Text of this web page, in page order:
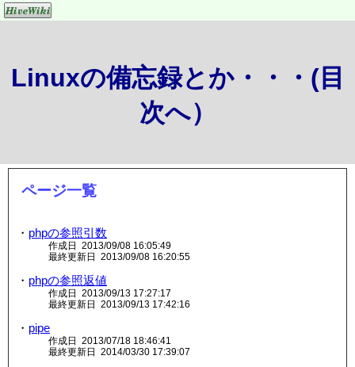
Linuxの備忘録とか・・・(目
次へ）
ページ一覧
・ phpの参照引数
作成日 2013/09/08 16:05:49
最終更新日 2013/09/08 16:20:55
・ phpの参照返値
作成日 2013/09/13 17:27:17
最終更新日 2013/09/13 17:42:16
・ pipe
作成日 2013/07/18 18:46:41
最終更新日 2014/03/30 17:39:07